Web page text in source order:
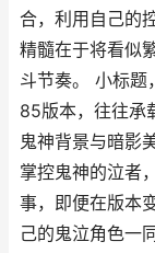
合，利用自己的
精髓在于将看似
斗节奏。 小标题
85版本，往往承
鬼神背景与暗影
掌控鬼神的泣者
事，即便在版本
己的鬼泣角色一